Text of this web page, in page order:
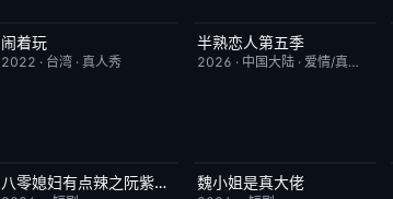
昨日更新
闹着玩
2022 · 台湾· 真人秀
本周更新
半熟恋人第五季
2026 · 中国大陆 · 爱情/真人秀
完结 5.0八零媳妇有点辣之阮紫依的书中梦 完结
魏小姐是真大佬